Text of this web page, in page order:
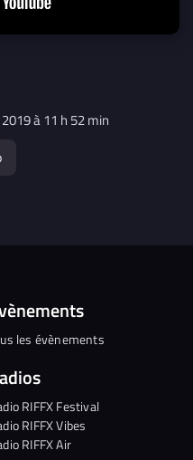
à 11 h 52 min
les évènements
RIFFX Festival
RIFFX Vibes
RIFFX Air